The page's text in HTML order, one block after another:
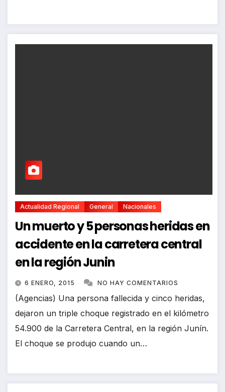
Actualidad Regional General Nacionales
Un muerto y 5 personas heridas en
accidente en la carretera central
en la región Junin
6 ENERO, 2015 NO HAY COMENTARIOS
(Agencias) Una persona fallecida y cinco heridas,
dejaron un triple choque registrado en el kilómetro
54.900 de la Carretera Central, en la región Junín.
El choque se produjo cuando un…